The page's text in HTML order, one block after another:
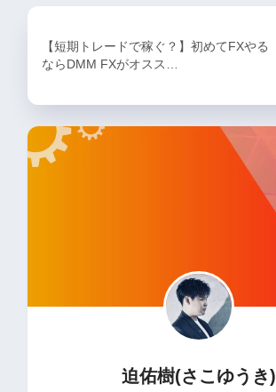
【短期トレードで稼ぐ？】初めてFXやる
ならDMM FXがオスス…
迫佑樹(さこゆうき)